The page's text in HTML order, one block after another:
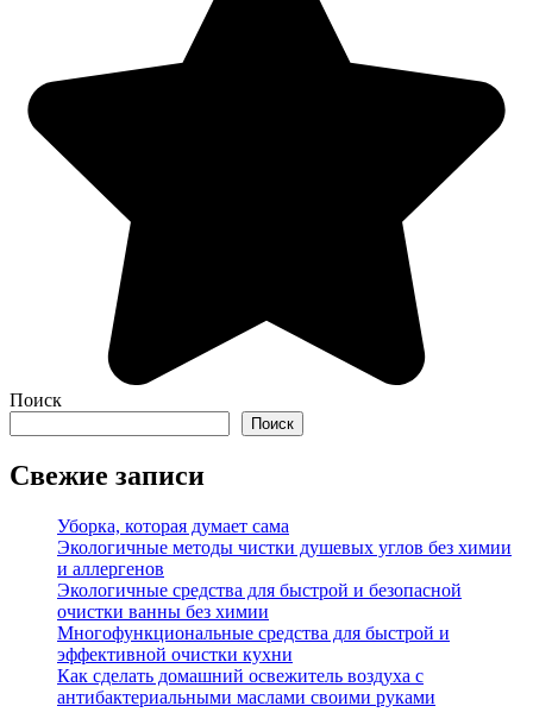
Поиск
Поиск
Свежие записи
Уборка, которая думает сама
Экологичные методы чистки душевых углов без химии
и аллергенов
Экологичные средства для быстрой и безопасной
очистки ванны без химии
Многофункциональные средства для быстрой и
эффективной очистки кухни
Как сделать домашний освежитель воздуха с
антибактериальными маслами своими руками